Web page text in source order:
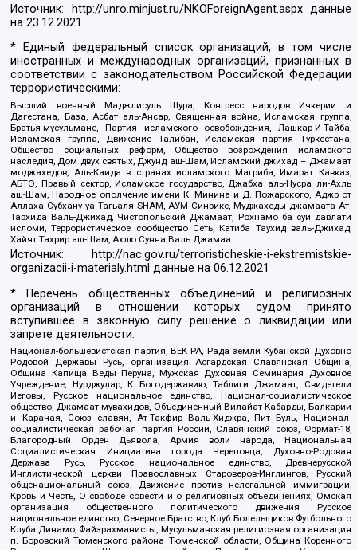
Источник: http://unro.minjust.ru/NKOForeignAgent.aspxданные
на23.12.2021
* Единый федеральный список организаций, в том числе
иностранных и международных организаций, признанных в
соответствии с законодательством Российской Федерации
террористическими:
Высший военный Маджлисуль Шура, Конгресс народов Ичкерии и
Дагестана, База, Асбат аль-Ансар, Священная война, Исламская группа,
Братья-мусульмане, Партия исламского освобождения, Лашкар-И-Тайба,
Исламская группа, Движение Талибан, Исламская партия Туркестана,
Общество социальных реформ, Общество возрождения исламского
наследия, Дом двух святых, Джунд аш-Шам, Исламский джихад – Джамаат
моджахедов, Аль-Каида в странах исламского Магриба, Имарат Кавказ,
АБТО, Правый сектор, Исламское государство, Джабха аль-Нусра ли-Ахль
аш-Шам, Народное ополчение имени К. Минина и Д. Пожарского, Аджр от
Аллаха Субхану уа Тагьаля SHAM, АУМ Синрике, Муджахеды джамаата Ат-
Тавхида Валь-Джихад, Чистопольский Джамаат, Рохнамо ба суи давлати
исломи, Террористическое сообщество Сеть, Катиба Таухид валь-Джихад,
Хайят Тахрир аш-Шам, Ахлю Сунна Валь Джамаа
Источник:
http://nac.gov.ru/terroristicheskie-i-ekstremistskie-
organizacii-i-materialy.html данные на06.12.2021
* Перечень общественных объединений и религиозных
организаций в отношении которых судом принято
вступившее в законную силу решение о ликвидации или
запрете деятельности:
Национал-большевистская партия, ВЕК РА, Рада земли Кубанской Духовно
Родовой Державы Русь, организация Асгардская Славянская Община,
Община Капища Веды Перуна, Мужская Духовная Семинария Духовное
Учреждение, Нурджулар, К Богодержавию, Таблиги Джамаат, Свидетели
Иеговы, Русское национальное единство, Национал-социалистическое
общество, Джамаат мувахидов, Объединенный Вилайат Кабарды, Балкарии
и Карачая, Союз славян, Ат-Такфир Валь-Хиджра, Пит Буль, Национал-
социалистическая рабочая партия России, Славянский союз, Формат-18,
Благородный Орден Дьявола, Армия воли народа, Национальная
Социалистическая Инициатива города Череповца, Духовно-Родовая
Держава Русь, Русское национальное единство, Древнерусской
Инглистической церкви Православных Староверов-Инглингов, Русский
общенациональный союз, Движение против нелегальной иммиграции,
Кровь и Честь, О свободе совести и о религиозных объединениях, Омская
организация общественного политического движения Русское
национальное единство, Северное Братство, Клуб Болельщиков Футбольного
Клуба Динамо, Файзрахманисты, Мусульманская религиозная организация
п. Боровский Тюменского района Тюменской области, Община Коренного